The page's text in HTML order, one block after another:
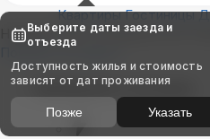
Квартиры Гостиницы
Найдём, где остановиться в
Показать на карте
Выбирайте лучшее
Выберите даты заезда и
отъезда
Доступность жилья и стоимость
зависят от дат проживания
Позже Указать